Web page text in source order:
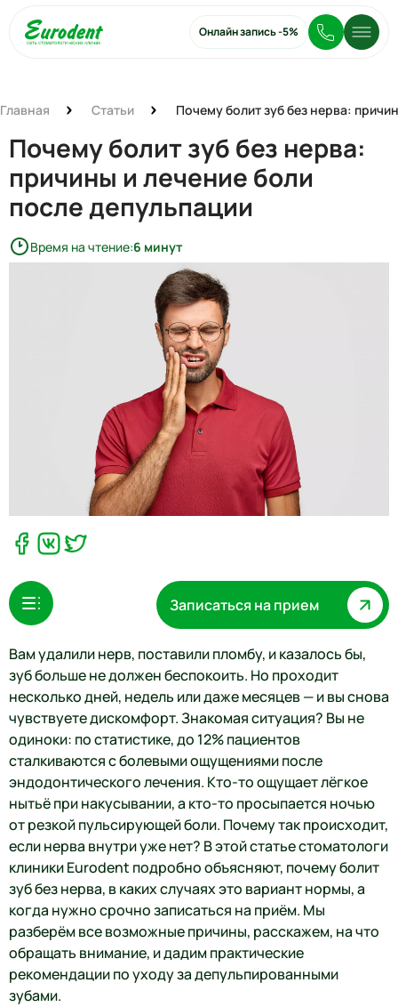
Онлайн запись-5%
Главная Статьи Почему болит зуб без нерва:
Почему болит зуб без нерва:
причины и лечение боли
после депульпации
Время на чтение:6 минут
Записаться на прием
Вам удалили нерв, поставили пломбу, и казалось бы,
зуб больше не должен беспокоить. Но проходит
несколько дней, недель или даже месяцев — и вы снова
чувствуете дискомфорт. Знакомая ситуация? Вы не
одиноки: по статистике, до 12% пациентов
сталкиваются с болевыми ощущениями после
эндодонтического лечения. Кто-то ощущает лёгкое
нытьё при накусывании, а кто-то просыпается ночью
от резкой пульсирующей боли. Почему так происходит,
если нерва внутри уже нет? В этой статье стоматологи
клиники Eurodent подробно объясняют, почему болит
зуб без нерва, в каких случаях это вариант нормы, а
когда нужно срочно записаться на приём. Мы
разберём все возможные причины, расскажем, на что
обращать внимание, и дадим практические
рекомендации по уходу за депульпированными
зубами.